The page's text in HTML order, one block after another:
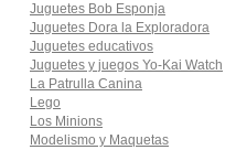
Juguetes Bob Esponja
Juguetes Dora la Exploradora
Juguetes educativos
Juguetes y juegos Yo-Kai Watch
La Patrulla Canina
Lego
Los Minions
Modelismo y Maquetas